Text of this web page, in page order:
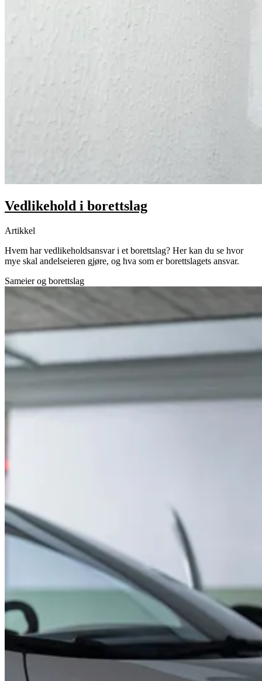
Vedlikehold i borettslag
Artikkel
Hvem har vedlikeholdsansvar i et borettslag? Her kan du se hvor
mye skal andelseieren gjøre, og hva som er borettslagets ansvar.
Sameier og borettslag